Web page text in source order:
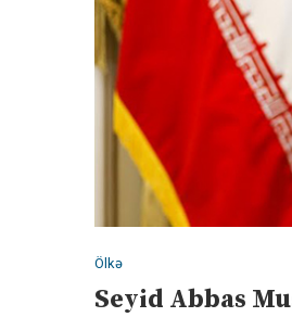
Ölkə
Seyid Abbas